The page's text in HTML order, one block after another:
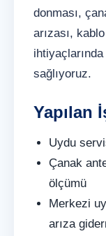
donması,
arızası,
sağlıyoruz.
Yapılan
Uydu
Çanak
ölçümü
Merkezi
arıza